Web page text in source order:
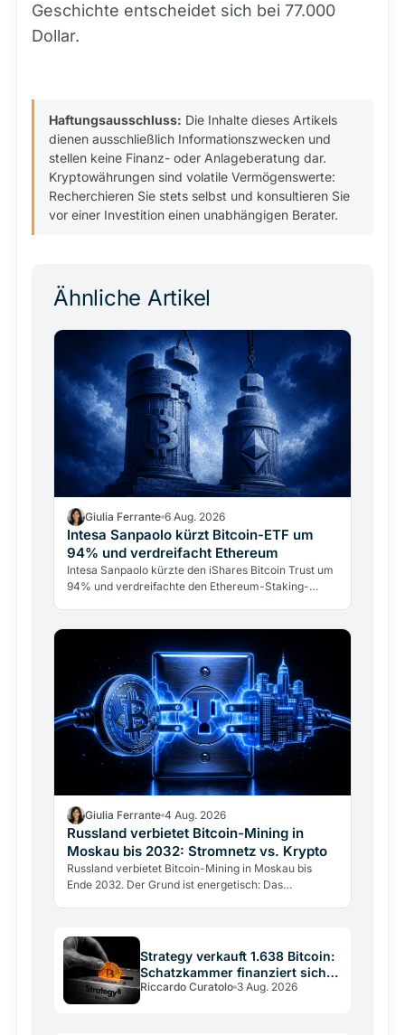
Geschichte entscheidet sich bei 77.000
Dollar.
Haftungsausschluss: Die Inhalte dieses Artikels
dienen ausschließlich Informationszwecken und
stellen keine Finanz- oder Anlageberatung dar.
Kryptowährungen sind volatile Vermögenswerte:
Recherchieren Sie stets selbst und konsultieren Sie
vor einer Investition einen unabhängigen Berater.
Ähnliche Artikel
Giulia Ferrante 6 Aug. 2026
Intesa Sanpaolo kürzt Bitcoin-ETF um
94% und verdreifacht Ethereum
Intesa Sanpaolo kürzte den iShares Bitcoin Trust um
94% und verdreifachte den Ethereum-Staking-
Giulia Ferrante 4 Aug. 2026
Russland verbietet Bitcoin-Mining in
Moskau bis 2032: Stromnetz vs. Krypto
Russland verbietet Bitcoin-Mining in Moskau bis
Ende 2032. Der Grund ist energetisch: Das
Strategy verkauft 1.638 Bitcoin:
Schatzkammer finanziert sich
selbst
Riccardo Curatolo 3 Aug. 2026